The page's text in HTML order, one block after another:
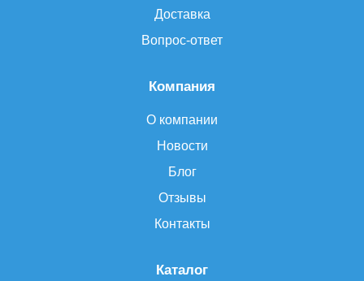
Каталог
Компания
О компании
Новости
Блог
Отзывы
Контакты
Доставка
Вопрос-ответ